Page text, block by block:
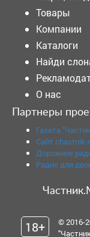
Товары
Компании
Каталоги
Найди
О нас
Партнеры
Газета
Сайт chastnik-
Дорожное
Радио для
18+ © 2016-